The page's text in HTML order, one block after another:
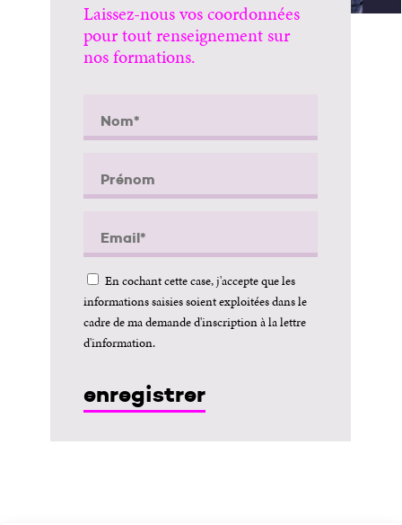
Laissez-nous vos coordonnées
pour tout renseignement sur
nos formations.
En cochant cette case, j'accepte que les
informations saisies soient exploitées dans le
cadre de ma demande d'inscription à la lettre
d'information.